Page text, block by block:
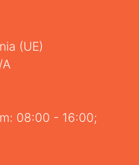
(UE)
08:00 - 16:00;